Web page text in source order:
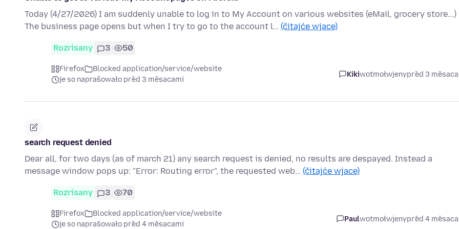
Today (4/27/2026) I am suddenly unable to log in to My Account on various websites (eMail, grocery store...)
The business page opens but when I try to go to the account l… (čitajće wjace)
Rozrisany 3 50
Firefox
Blocked application/service/website
je so naprašowało před 3 měsacami
Kikiwotmołwjenypřed 3
search request denied
Dear all, for two days (as of march 21) any search request is denied, no results are despayed. Instead a
message window pops up: "Error: Routing error", the requested web… (čitajće wjace)
Rozrisany 3 70
Firefox
Blocked application/service/website
je so naprašowało před 4 měsacami
Paulwotmołwjenypřed 4